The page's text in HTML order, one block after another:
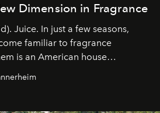
Dimension in Fragrance
Juice. In just a few seasons,
familiar to fragrance
is an American house
intuitive as it is personal: